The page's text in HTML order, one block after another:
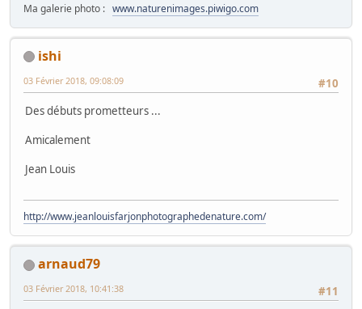
Ma galerie photo : www.naturenimages.piwigo.com
ishi
#10
03 Février 2018, 09:08:09
Des débuts prometteurs ...
Amicalement
Jean Louis
http://www.jeanlouisfarjonphotographedenature.com/
arnaud79
#11
03 Février 2018, 10:41:38